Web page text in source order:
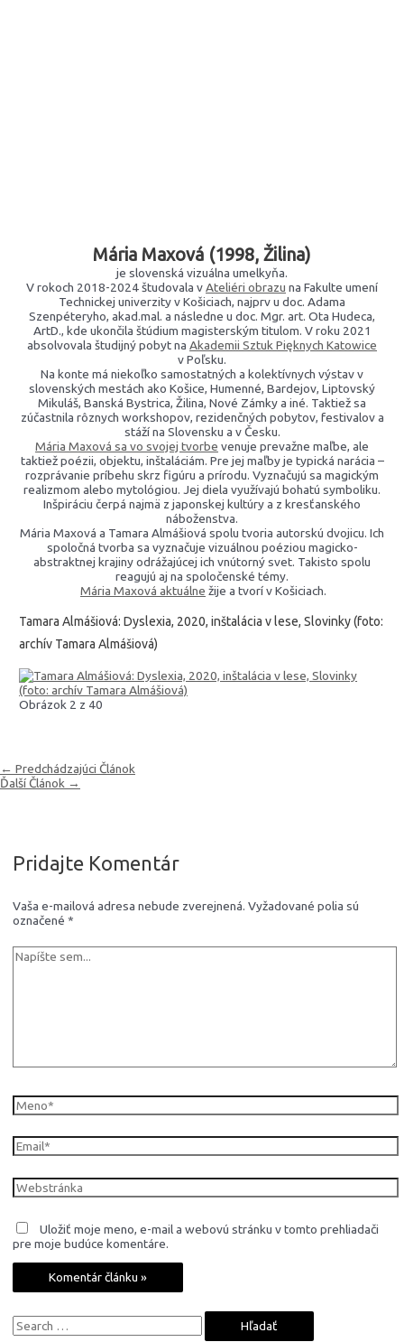
Mária Maxová (1998, Žilina)
je slovenská vizuálna umelkyňa.
V rokoch 2018-2024 študovala vAteliéri obrazu na Fakulte umení
Technickej univerzity v Košiciach, najprv u doc. Adama
Szenpéteryho, akad.mal. a následne u doc. Mgr. art. Ota Hudeca,
ArtD., kde ukončila štúdium magisterským titulom. V roku 2021
absolvovala študijný pobyt na Akademii Sztuk Pięknych Katowice
v Poľsku.
Na konte má niekoľko samostatných a kolektívnych výstav v
slovenských mestách ako Košice, Humenné, Bardejov, Liptovský
Mikuláš, Banská Bystrica, Žilina, Nové Zámky a iné. Taktiež sa
zúčastnila rôznych workshopov, rezidenčných pobytov, festivalov a
stáží na Slovensku a v Česku.
Mária Maxová sa vo svojej tvorbe venuje prevažne maľbe, ale
taktiež poézii, objektu, inštaláciám. Pre jej maľby je typická narácia –
rozprávanie príbehu skrz figúru a prírodu. Vyznačujú sa magickým
realizmom alebo mytológiou. Jej diela využívajú bohatú symboliku.
Inšpiráciu čerpá najmä z japonskej kultúry a z kresťanského
náboženstva.
Mária Maxová a Tamara Almášiová spolu tvoria autorskú dvojicu. Ich
spoločná tvorba sa vyznačuje vizuálnou poéziou magicko-
abstraktnej krajiny odrážajúcej ich vnútorný svet. Takisto spolu
reagujú aj na spoločenské témy.
Mária Maxová aktuálne žije a tvorí v Košiciach.
Tamara Almášiová: Dyslexia, 2020, inštalácia v lese, Slovinky (foto:
archív Tamara Almášiová)
Obrázok 2 z 40
Navigácia
v
← Predchádzajúci Článok
Ďalší Článok →
Pridajte Komentár
Vaša e-mailová adresa nebude zverejnená. Vyžadované polia sú
označené *
Napíšte
sem...
Meno*
Email*
Webstránka
Uložiť moje meno, e-mail a webovú stránku v tomto prehliadači
pre moje budúce komentáre.
S